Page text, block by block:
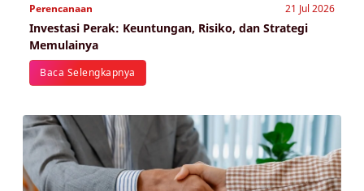
Perencanaan 21 Jul 2026
Investasi Perak: Keuntungan, Risiko, dan Strategi
Memulainya
Baca Selengkapnya